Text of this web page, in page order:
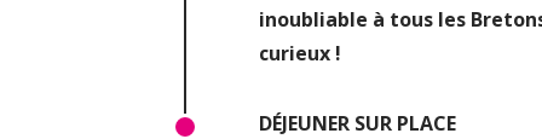
inoubliable à tous les
curieux !
DÉJEUNER SUR PLACE